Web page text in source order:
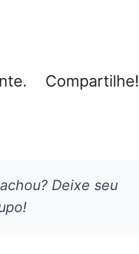
Compartilhe!
Deixe seu